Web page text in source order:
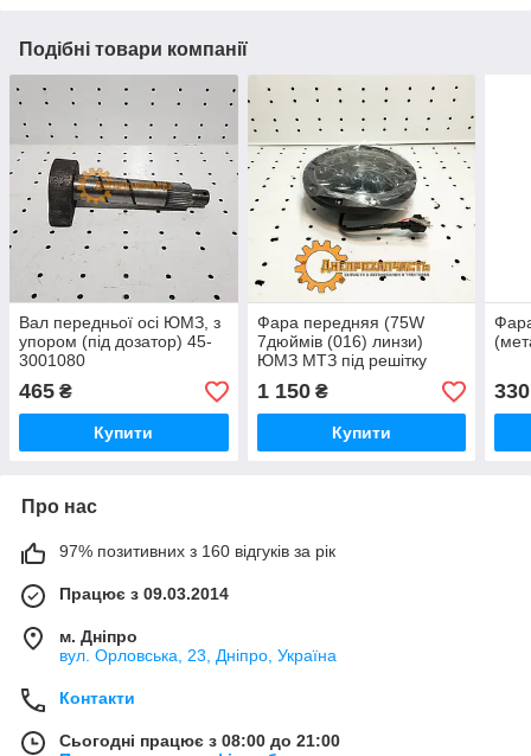
Подібні товари компанії
Вал передньої осі ЮМЗ, з
упором (під дозатор) 45-
3001080
465 ₴
Купити
Фара передняя (75W
7дюймів (016) линзи)
ЮМЗ МТЗ під решітку
1 150₴
Купити
330
Про нас
97% позитивних з 160 відгуків за рік
Працює з 09.03.2014
м. Дніпро
вул. Орловська, 23, Дніпро, Україна
Контакти
Сьогодні працює з 08:00 до 21:00